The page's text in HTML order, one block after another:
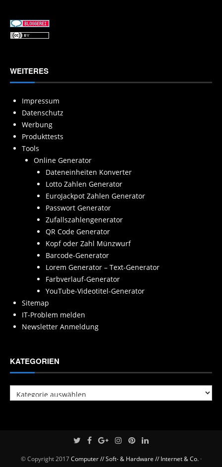
WEITERES
Impressum
Datenschutz
Werbung
Produkttests
Tools
Online Generator
Dateneinheiten Konverter
Lotto Zahlen Generator
EuroJackpot Zahlen Generator
Passwort Generator
Zufallszahlengenerator
QR Code Generator
Kopf oder Zahl Münzwurf
Barcode-Generator
Lorem Generator – Text-Generator
Farbverlauf-Generator
YouTube-Videotitel-Generator
Sitemap
IT-Problem melden
Newsletter Anmeldung
KATEGORIEN
Kategorien
© Copyright 2017Computer // Soft- & Hardware // Internet & Co.·